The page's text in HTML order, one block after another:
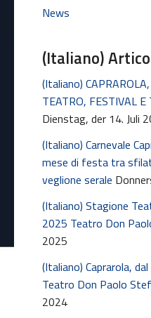
News
(Italiano)
(Italiano)
TEATRO, FESTIVAL
Dienstag, der 14. Juli
(Italiano) Carnevale
mese di festa tra
veglione serale
(Italiano) Stagione
2025 Teatro Don
2025
(Italiano) Caprarola,
Teatro Don Paolo
2024